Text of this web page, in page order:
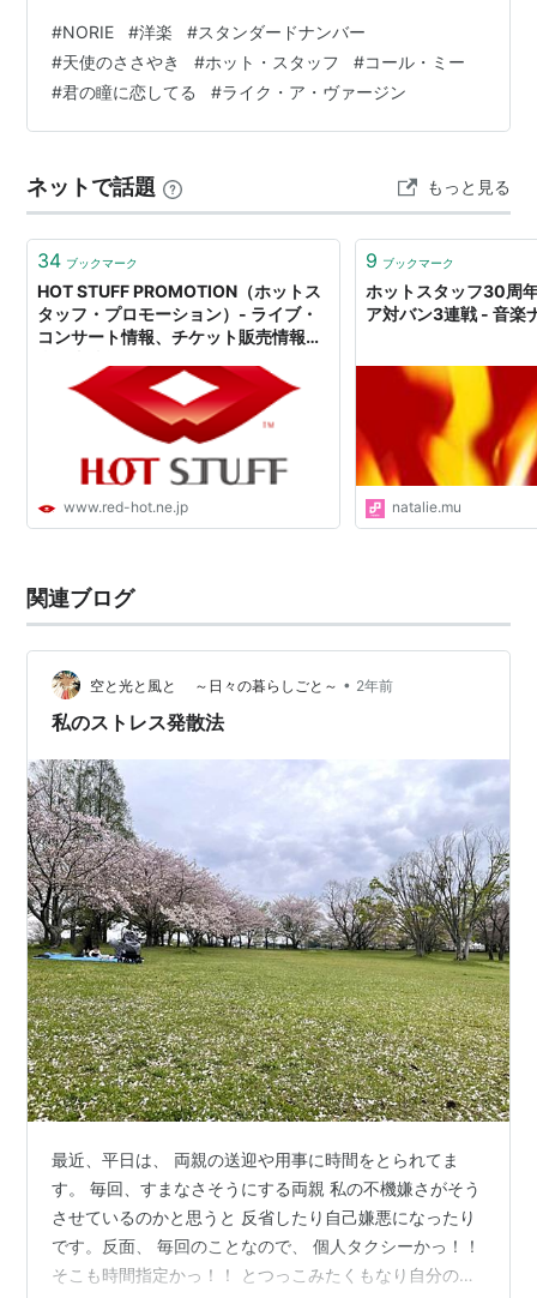
高い洋楽曲をセレクトした。 ご覧いただければわかるよ
うに、かなりの入り込み具合でテンション高く歌ってい
る一方、ハッシュタグに「歌うま」と記されているに歌
唱力も相当な腕前である。 なんといっても一番の特徴
か？見ている人たちを楽し…
#NORIE #洋楽 #スタンダードナンバー
#天使のささやき #ホット・スタッフ #コール・ミー
#君の瞳に恋してる #ライク・ア・ヴァージン
ネットで話題 もっと見る
34 ブックマーク
HOT STUFF PROMOTION（ホットス
タッフ・プロモーション）- ライブ・
コンサート情報、チケット販売情報、
www.red-hot.ne.jp
9 ブックマーク
ホットスタッフ30周
ア対バン3連戦 - 音楽
natalie.mu
関連ブログ
空と光と風と ～日々の暮らしごと～ • 2年前
私のストレス発散法
最近、平日は、 両親の送迎や用事に時間をとられてま
す。 毎回、すまなさそうにする両親 私の不機嫌さがそう
させているのかと思うと 反省したり自己嫌悪になったり
です。反面、 毎回のことなので、 個人タクシーかっ！！
そこも時間指定かっ！！ とつっこみたくもなり自分のメ